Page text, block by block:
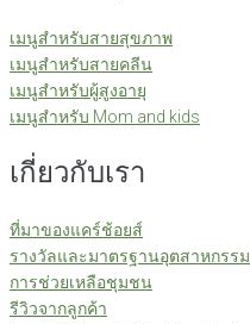
เมนูสำหรับสายสุขภาพ
เมนูสำหรับสายคลีน
เมนูสำหรับผู้สูงอายุ
เมนูสำหรับ Mom and kids
เกี่ยวกับเรา
ที่มาของแคร์ช้อยส์
รางวัลและมาตรฐานอุตสาหกรรม
การช่วยเหลือชุมชน
รีวิวจากลูกค้า